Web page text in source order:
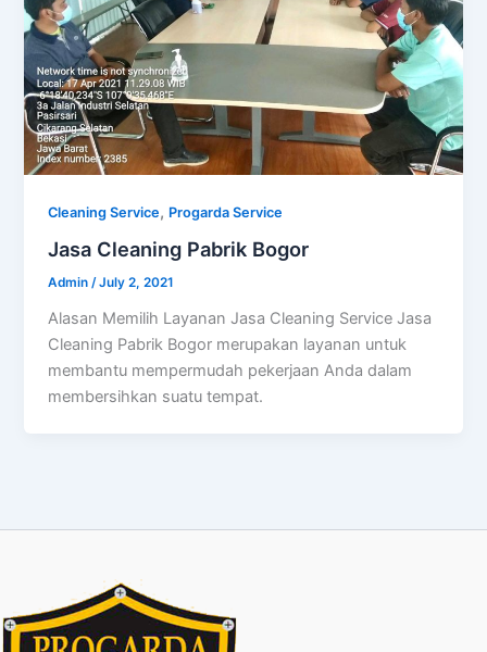
Cleaning Service, Progarda Service
Jasa Cleaning Pabrik Bogor
Admin/July 2, 2021
Alasan Memilih Layanan Jasa Cleaning Service Jasa
Cleaning Pabrik Bogor merupakan layanan untuk
membantu mempermudah pekerjaan Anda dalam
membersihkan suatu tempat.